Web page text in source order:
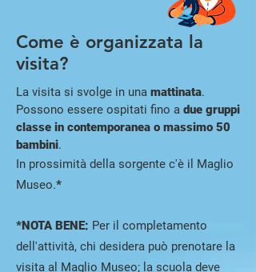
Come è organizzata la
visita?
La visita si svolge in una mattinata.
Possono essere ospitati fino a due gruppi
classe in contemporanea o massimo 50
bambini.
In prossimità della sorgente c'è il Maglio
Museo.*
*NOTA BENE: Per il completamento
dell'attività, chi desidera può prenotare la
visita al Maglio Museo; la scuola deve